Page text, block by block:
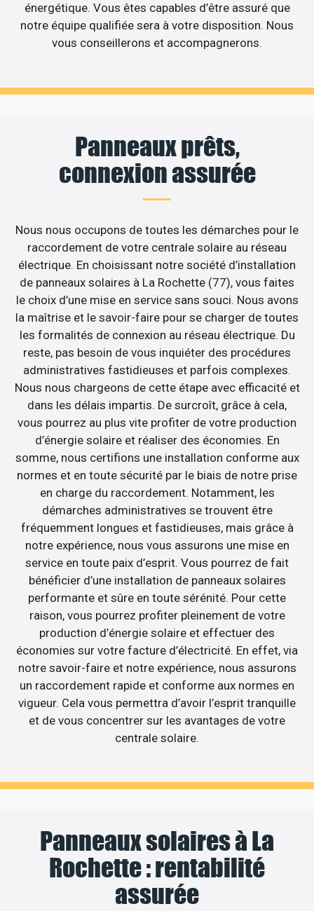
énergétique. Vous êtes capables d’être assuré que
notre équipe qualifiée sera à votre disposition. Nous
vous conseillerons et accompagnerons.
Panneaux prêts,
connexion assurée
Nous nous occupons de toutes les démarches pour le
raccordement de votre centrale solaire au réseau
électrique. En choisissant notre société d’installation
de panneaux solaires à La Rochette (77), vous faites
le choix d’une mise en service sans souci. Nous avons
la maîtrise et le savoir-faire pour se charger de toutes
les formalités de connexion au réseau électrique. Du
reste, pas besoin de vous inquiéter des procédures
administratives fastidieuses et parfois complexes.
Nous nous chargeons de cette étape avec efficacité et
dans les délais impartis. De surcroît, grâce à cela,
vous pourrez au plus vite profiter de votre production
d’énergie solaire et réaliser des économies. En
somme, nous certifions une installation conforme aux
normes et en toute sécurité par le biais de notre prise
en charge du raccordement. Notamment, les
démarches administratives se trouvent être
fréquemment longues et fastidieuses, mais grâce à
notre expérience, nous vous assurons une mise en
service en toute paix d’esprit. Vous pourrez de fait
bénéficier d’une installation de panneaux solaires
performante et sûre en toute sérénité. Pour cette
raison, vous pourrez profiter pleinement de votre
production d’énergie solaire et effectuer des
économies sur votre facture d’électricité. En effet, via
notre savoir-faire et notre expérience, nous assurons
un raccordement rapide et conforme aux normes en
vigueur. Cela vous permettra d’avoir l’esprit tranquille
et de vous concentrer sur les avantages de votre
centrale solaire.
Panneaux solaires à La
Rochette : rentabilité
assurée